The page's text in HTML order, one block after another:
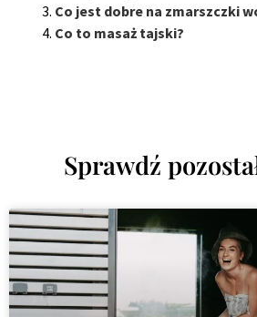
Co jest dobre na zmarszczki
Co to masaż tajski?
Sprawdź